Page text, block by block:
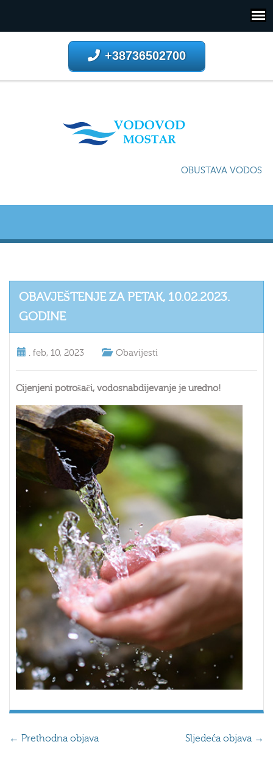
+38736502700
OBUSTAVA
OBAVJEŠTENJE ZA PETAK, 10.02.2023.
GODINE
. feb, 10, 2023 Obavijesti
Cijenjeni potrošači, vodosnabdijevanje je uredno!
← Prethodna objava Sljedeća objava →